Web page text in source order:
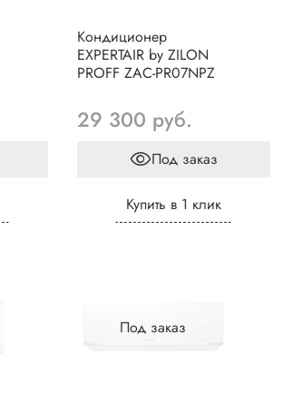
Кондиционер
EXPERTAIR by ZILON
PROFF ZAC-PR07NPZ
29 300 руб.
Под заказ
Купить в 1 клик
Под заказ